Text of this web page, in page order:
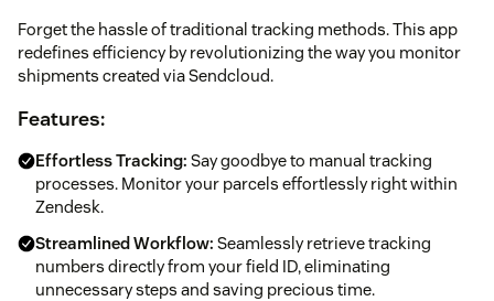
Forget the hassle of traditional tracking methods. This app
redefines efficiency by revolutionizing the way you monitor
shipments created via Sendcloud.
Features:
Effortless Tracking: Say goodbye to manual tracking
processes. Monitor your parcels effortlessly right within
Zendesk.
Streamlined Workflow: Seamlessly retrieve tracking
numbers directly from your field ID, eliminating
unnecessary steps and saving precious time.